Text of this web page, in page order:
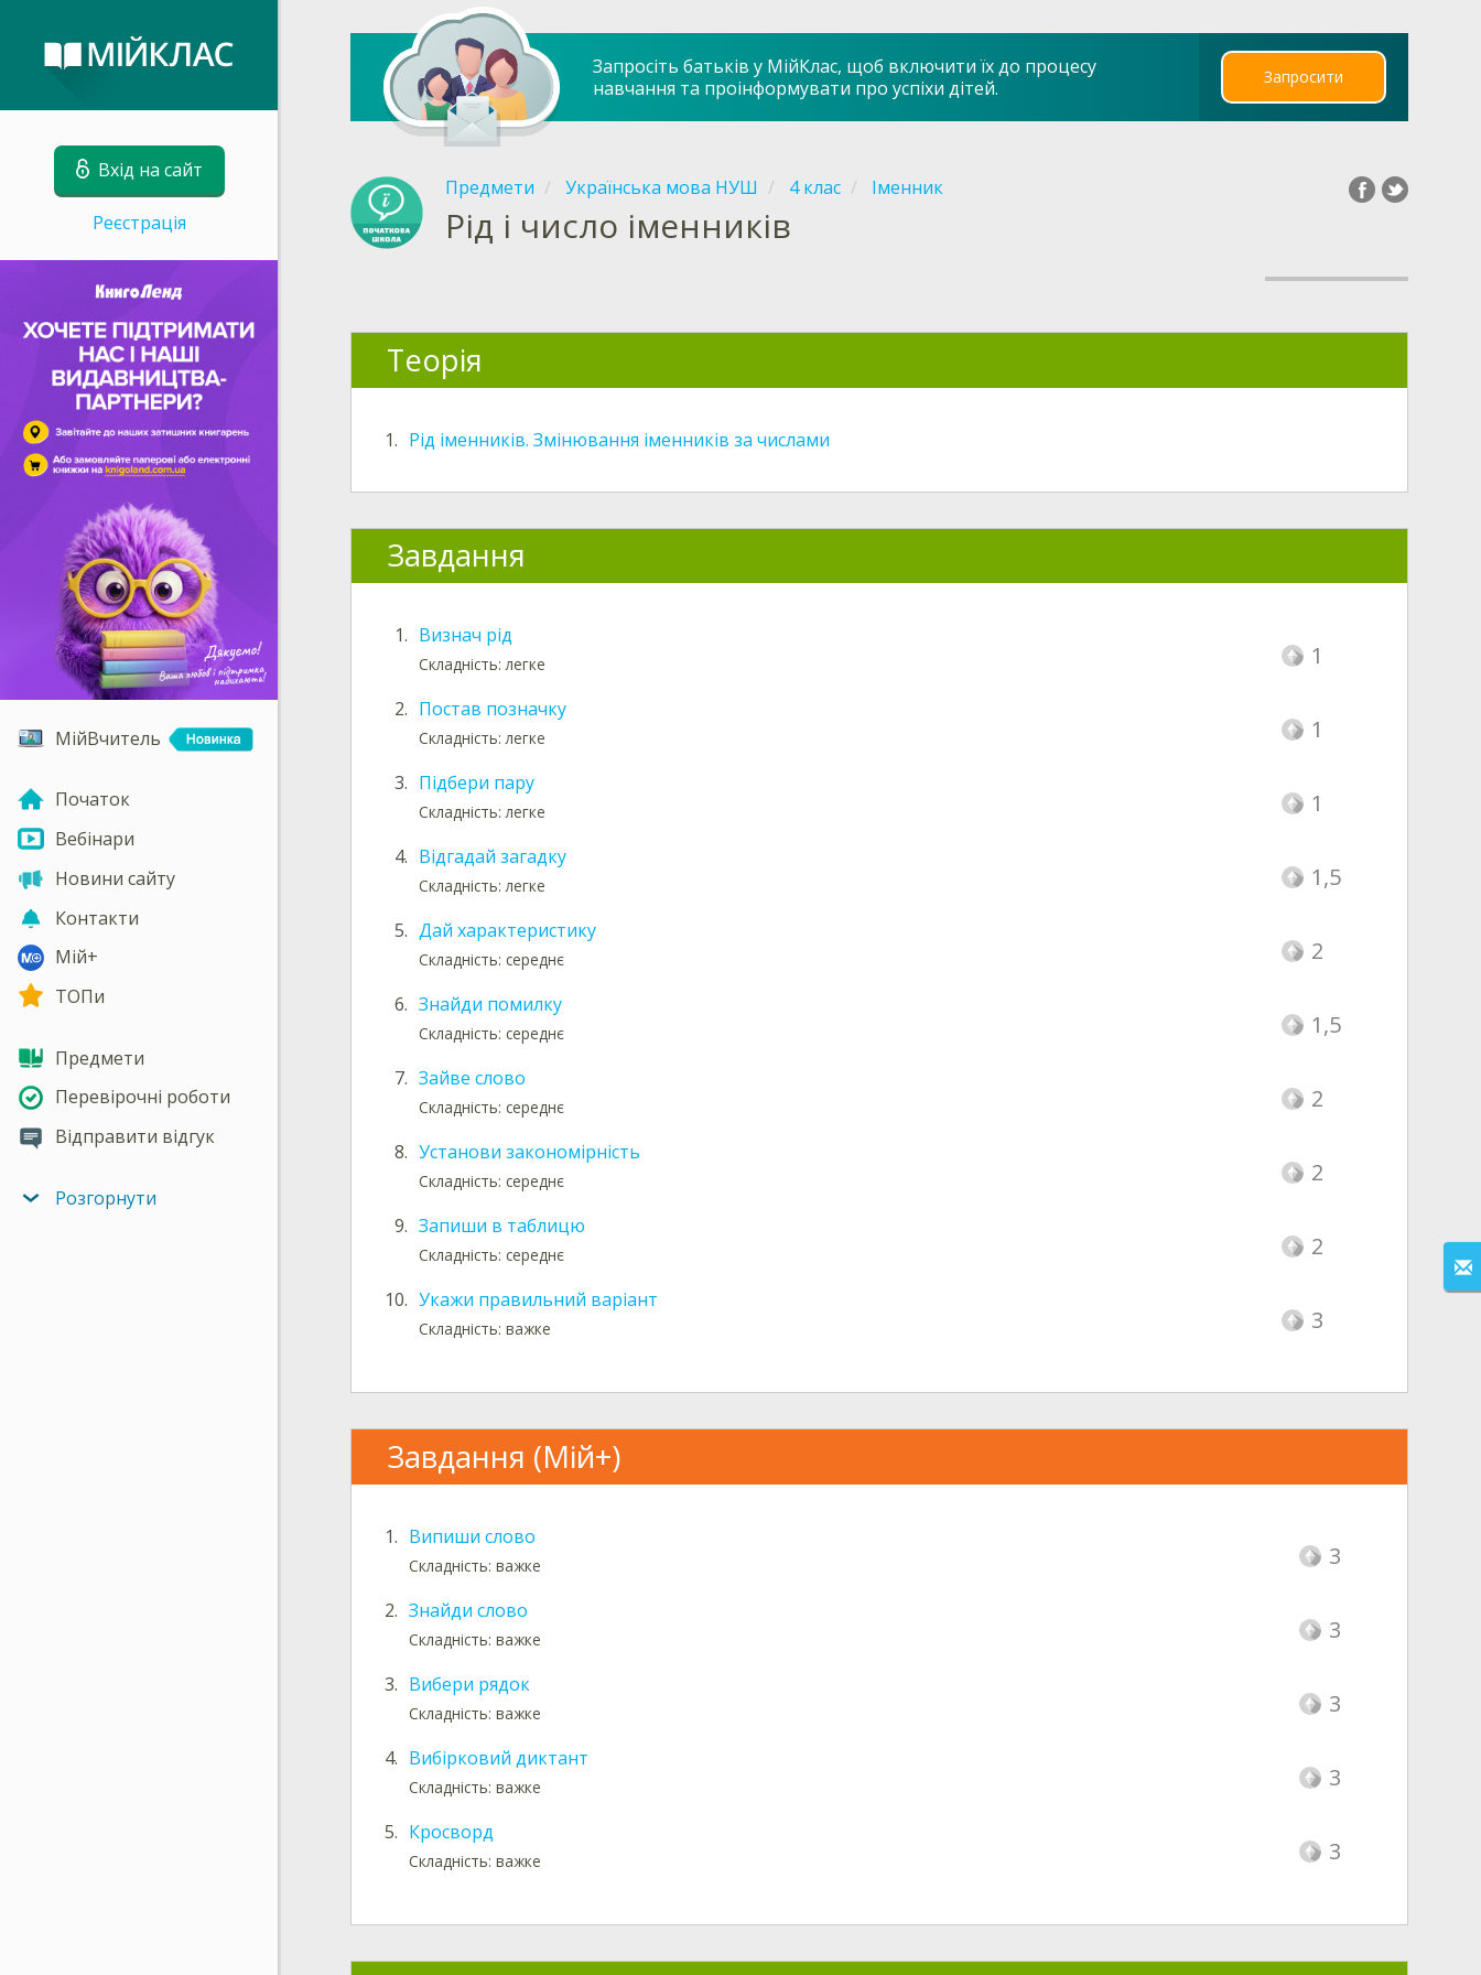
Вхід на сайт
Реєстрація
МійВчитель
Початок
Вебінари
Новини сайту
Контакти
Мій+
ТОПи
Предмети
Перевірочні роботи
Відправити відгук
Розгорнути
Запросіть батьків у МійКлас, щоб включити їх до процесу
навчання та проінформувати про успіхи дітей.
Запросити
Предмети Українська мова НУШ 4 клас Іменник
Рід і число іменників
Теорія
1. Рід іменників. Змінювання іменників за числами
Завдання
1. Визнач рід
Складність: легке 1
2. Постав позначку
Складність: легке 1
3. Підбери пару
Складність: легке 1
4. Відгадай загадку
Складність: легке 1,5
5. Дай характеристику
Складність: середнє 2
6. Знайди помилку
Складність: середнє 1,5
7. Зайве слово
Складність: середнє 2
8. Установи закономірність
Складність: середнє 2
9. Запиши в таблицю
Складність: середнє 2
10. Укажи правильний варіант
Складність: важке 3
Завдання (Мій+)
1. Випиши слово
Складність: важке 3
2. Знайди слово
Складність: важке 3
3. Вибери рядок
Складність: важке 3
4. Вибірковий диктант
Складність: важке 3
5. Кросворд
Складність: важке 3